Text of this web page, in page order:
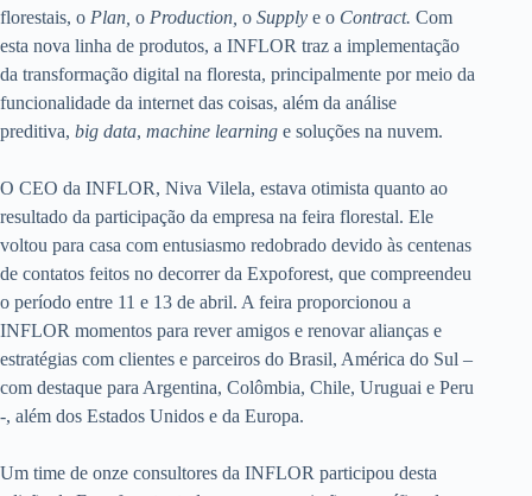
florestais, o Plan, o Production, o Supply e o Contract. Com
esta nova linha de produtos, a INFLOR traz a implementação
da transformação digital na floresta, principalmente por meio da
funcionalidade da internet das coisas, além da análise
preditiva, big data, machine learning e soluções na nuvem.
O CEO da INFLOR, Niva Vilela, estava otimista quanto ao
resultado da participação da empresa na feira florestal. Ele
voltou para casa com entusiasmo redobrado devido às centenas
de contatos feitos no decorrer da Expoforest, que compreendeu
o período entre 11 e 13 de abril. A feira proporcionou a
INFLOR momentos para rever amigos e renovar alianças e
estratégias com clientes e parceiros do Brasil, América do Sul –
com destaque para Argentina, Colômbia, Chile, Uruguai e Peru
-, além dos Estados Unidos e da Europa.
Um time de onze consultores da INFLOR participou desta